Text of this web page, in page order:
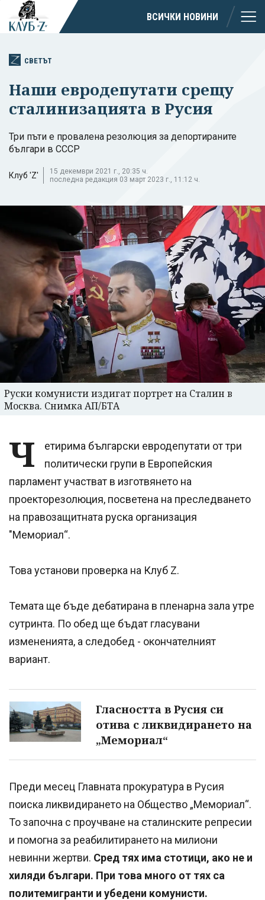
ВСИЧКИ НОВИНИ
СВЕТЪТ
Наши евродепутати срещу
сталинизацията в Русия
Три пъти е провалена резолюция за депортираните
българи в СССР
Клуб 'Z'
15 декември 2021 г., 20:35 ч.
последна редакция 03 март 2023 г., 11:12 ч.
Руски комунисти издигат портрет на Сталин в
Москва. Снимка АП/БТА
Ч
етирима български евродепутати от три
политически групи в Европейския
парламент участват в изготвянето на
проекторезолюция, посветена на преследването
на правозащитната руска организация
"Мемориал“.
Това установи проверка на Клуб Z.
Темата ще бъде дебатирана в пленарна зала утре
сутринта. По обед ще бъдат гласувани
измененията, а следобед - окончателният
вариант.
Гласността в Русия си
отива с ликвидирането на
„Мемориал“
Преди месец Главната прокуратура в Русия
поиска ликвидирането на Общество „Мемориал“.
То започна с проучване на сталинските репресии
и помогна за реабилитирането на милиони
невинни жертви. Сред тях има стотици, ако не и
хиляди българи. При това много от тях са
политемигранти и убедени комунисти.